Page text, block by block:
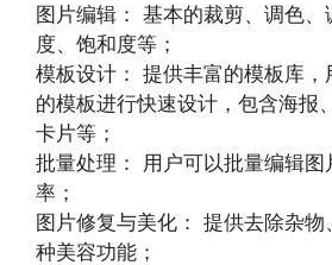
图片编辑： 基本的裁剪、调色、
度、饱和度等；
模板设计： 提供丰富的模板库，
的模板进行快速设计，包含海报
卡片等；
批量处理： 用户可以批量编辑图
率；
图片修复与美化： 提供去除杂物
种美容功能；